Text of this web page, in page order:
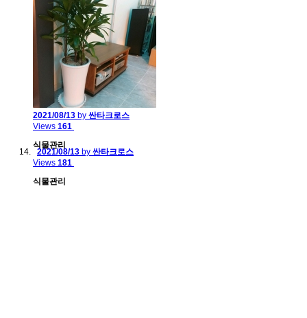
2021/08/13 by 싼타크로스
Views 161
식물관리
2021/08/13 by 싼타크로스
Views 181
식물관리